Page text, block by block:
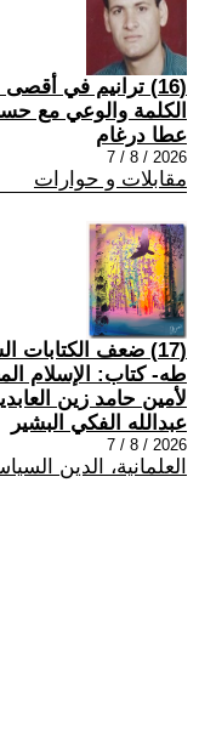
(16) ترانيم في
الكلمة والوعي مع حسني
عطا درغام
2026 / 8 / 7
مقابلات و حوارات
(17) ضعف
لأمين حامد زين
عبدالله الفكي البشير
2026 / 8 / 7
العلمانية، الدين